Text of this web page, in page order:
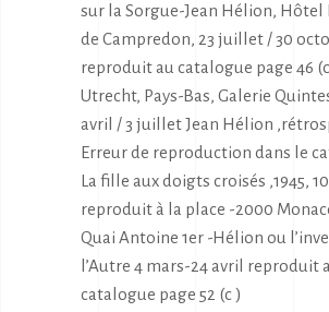
sur la Sorgue-Jean Hélion, Hôtel
de Campredon, 23 juillet / 30
reproduit au catalogue page 46
Utrecht, Pays-Bas, Galerie
avril / 3 juillet Jean Hélion
Erreur de reproduction dans le
La fille aux doigts croisés ,1945,
reproduit à la place -2000
Quai Antoine 1er -Hélion ou
l’Autre 4 mars-24 avril reproduit
catalogue page 52 (c )